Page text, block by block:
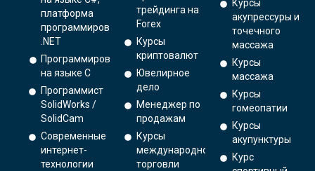
платформа
программирования
.NET
Программирование
на языке С
Программист
SolidWorks /
SolidCam
Современные
интернет-
технологии
трейдинга на
Forex
Курсы
криптовалют
Ювелирное
дело
Менеджер по
продажам
Курсы
международной
торговли
Курсы
акупрессуры и
точечного
массажа
Курсы
массажа
Курсы
гомеопатии
Курсы
акупунктуры
Курс